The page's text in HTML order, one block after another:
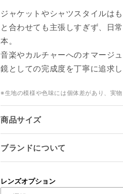
ジャケットやシャツスタイルは
と合わせても主張しすぎず、日
本。
音楽やカルチャーへのオマージ
鏡としての完成度を丁寧に追求し
※生地の模様や色味には個体差があり、実
商品サイズ
ブランドについて
レンズオプション